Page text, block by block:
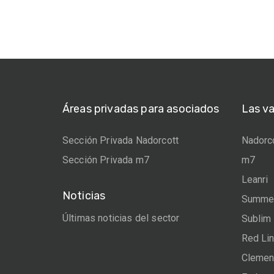
Áreas privadas para asociados
Sección Privada Nadorcott
Sección Privada m7
Noticias
Últimas noticias del sector
Las
m7
Leanri
Sublim
Red